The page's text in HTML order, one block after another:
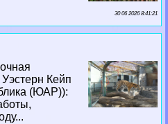
30 06 2026 8:41:21
Кейп
(ЮАР)):